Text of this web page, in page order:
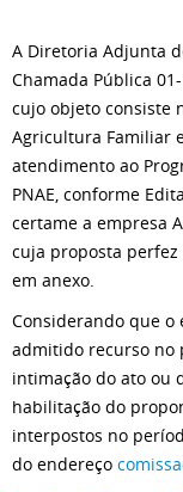
A Diretoria Adjunta
Chamada Pública
cujo objeto consiste
Agricultura Familiar
atendimento ao
PNAE, conforme
certame a empresa
cuja proposta perfez
em anexo.
Considerando que o
admitido recurso no
intimação do ato ou
habilitação do
interpostos no
do endereço